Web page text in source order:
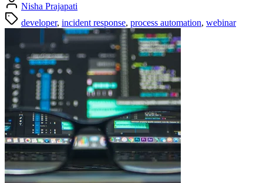
Nisha Prajapati
developer, incident response, process automation, webinar